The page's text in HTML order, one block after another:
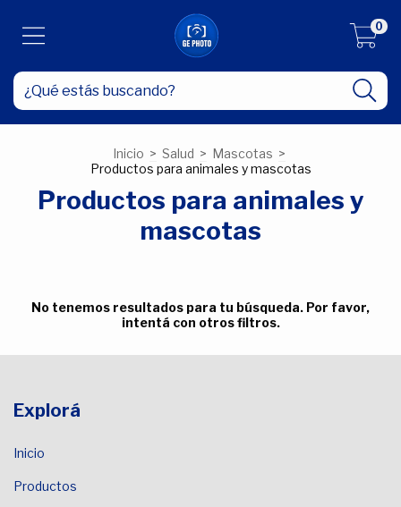
0
Inicio > Salud > Mascotas >
Productos para animales y mascotas
Productos para animales y
mascotas
No tenemos resultados para tu búsqueda. Por favor,
intentá con otros filtros.
Explorá
Inicio
Productos